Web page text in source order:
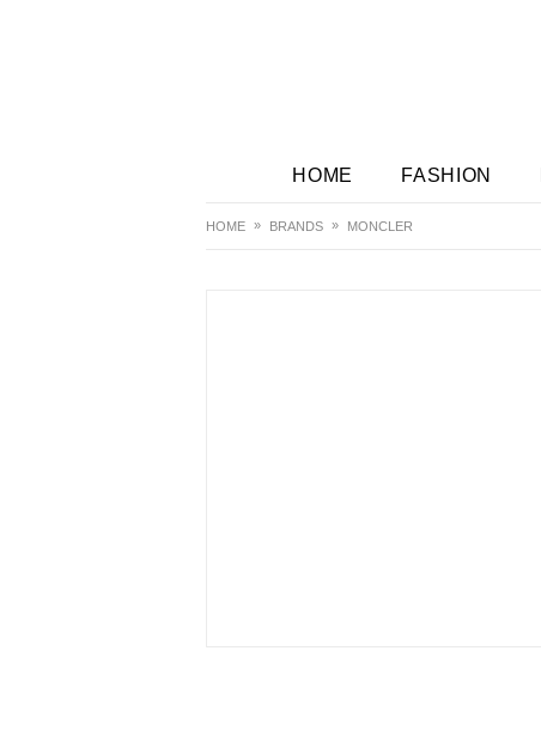
HOME FASHION
HOME BRANDS MONCLER